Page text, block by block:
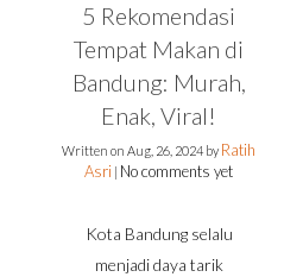
5 Rekomendasi
Tempat Makan di
Bandung: Murah,
Enak, Viral!
Written onAug, 26, 2024 by Ratih
Asri No comments yet
Kota Bandung selalu
menjadi daya tarik